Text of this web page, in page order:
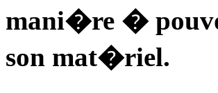
mani�re �
son mat�riel.